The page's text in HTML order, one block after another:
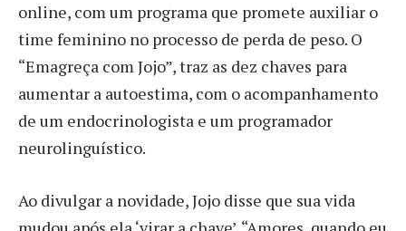
online, com um programa que promete auxiliar o
time feminino no processo de perda de peso. O
“Emagreça com Jojo”, traz as dez chaves para
aumentar a autoestima, com o acompanhamento
de um endocrinologista e um programador
neurolinguístico.
Ao divulgar a novidade, Jojo disse que sua vida